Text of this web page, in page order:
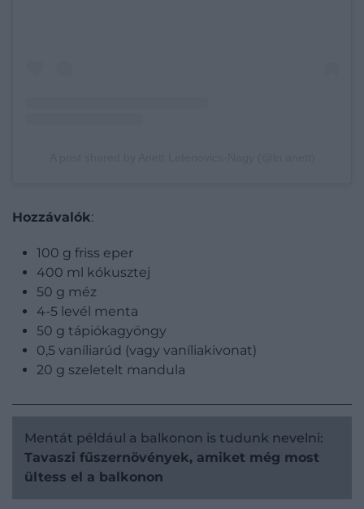
Hozzávalók:
100 g friss eper
400 ml kókusztej
50 g méz
4-5 levél menta
50 g tápiókagyöngy
0,5 vaníliarúd (vagy vaníliakivonat)
20 g szeletelt mandula
Mentát például a balkonon is tudunk nevelni:
Tavaszi fűszernövények, amiket még most
ültess el a balkonon